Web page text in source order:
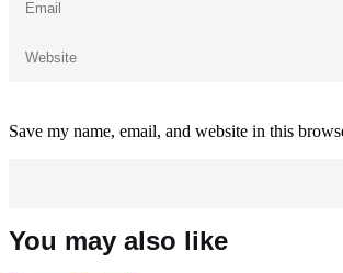
Save my name, email, and website in this
You may also like